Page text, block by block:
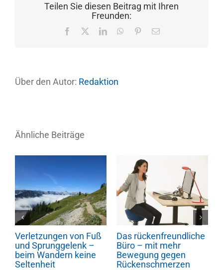
Teilen Sie diesen Beitrag mit Ihren
Freunden:
Facebook LinkedInWhatsApp
Pinterest
E-
Über den Autor: Redaktion
Ähnliche Beiträge
Verletzungen von Fuß
und Sprunggelenk –
beim Wandern keine
Seltenheit
Das rückenfreundliche
Büro – mit mehr
Bewegung gegen
Rückenschmerzen